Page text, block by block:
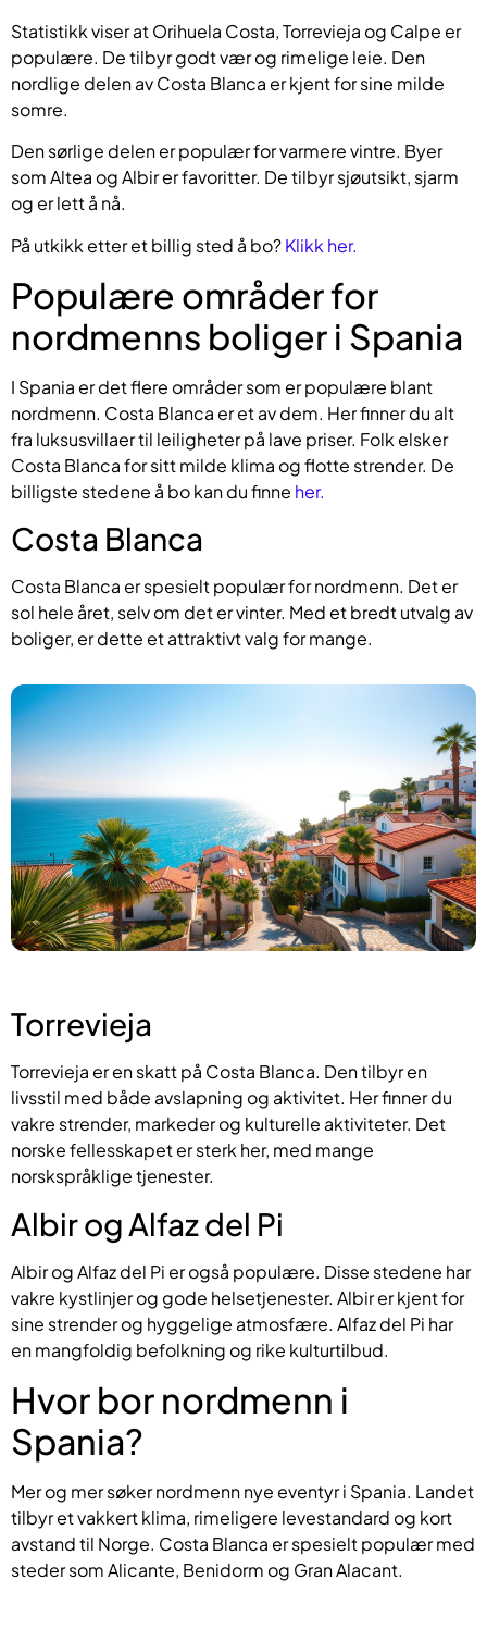
Statistikk viser at Orihuela Costa, Torrevieja og Calpe er
populære. De tilbyr godt vær og rimelige leie. Den
nordlige delen av Costa Blanca er kjent for sine milde
somre.
Den sørlige delen er populær for varmere vintre. Byer
som Altea og Albir er favoritter. De tilbyr sjøutsikt, sjarm
og er lett å nå.
På utkikk etter et billig sted å bo?Klikk her.
Populære områder for
nordmenns boliger i Spania
I Spania er det flere områder som er populære blant
nordmenn. Costa Blanca er et av dem. Her finner du alt
fra luksusvillaer til leiligheter på lave priser. Folk elsker
Costa Blanca for sitt milde klima og flotte strender. De
billigste stedene å bo kan du finne her.
Costa Blanca
Costa Blanca er spesielt populær for nordmenn. Det er
sol hele året, selv om det er vinter. Med et bredt utvalg av
boliger, er dette et attraktivt valg for mange.
Torrevieja
Torrevieja er en skatt på Costa Blanca. Den tilbyr en
livsstil med både avslapning og aktivitet. Her finner du
vakre strender, markeder og kulturelle aktiviteter. Det
norske fellesskapet er sterk her, med mange
norskspråklige tjenester.
Albir og Alfaz del Pi
Albir og Alfaz del Pi er også populære. Disse stedene har
vakre kystlinjer og gode helsetjenester. Albir er kjent for
sine strender og hyggelige atmosfære. Alfaz del Pi har
en mangfoldig befolkning og rike kulturtilbud.
Hvor bor nordmenn i
Spania?
Mer og mer søker nordmenn nye eventyr i Spania. Landet
tilbyr et vakkert klima, rimeligere levestandard og kort
avstand til Norge. Costa Blanca er spesielt populær med
steder som Alicante, Benidorm og Gran Alacant.